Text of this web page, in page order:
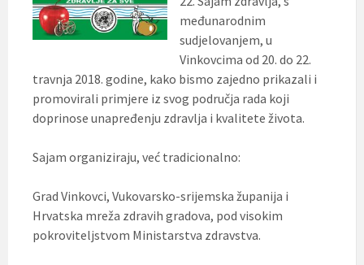
međunarodnim
sudjelovanjem, u
Vinkovcima od 20. do 22.
travnja 2018. godine, kako bismo zajedno prikazali i
promovirali primjere iz svog područja rada koji
doprinose unapređenju zdravlja i kvalitete života.
Sajam organiziraju, već tradicionalno:
Grad Vinkovci, Vukovarsko-srijemska županija i
Hrvatska mreža zdravih gradova, pod visokim
pokroviteljstvom Ministarstva zdravstva.